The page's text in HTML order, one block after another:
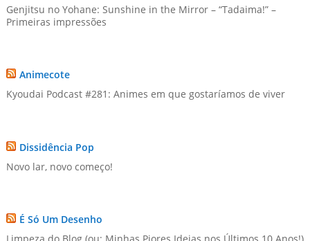
Genjitsu no Yohane: Sunshine in the Mirror – “Tadaima!” –
Primeiras impressões
Animecote
Kyoudai Podcast #281: Animes em que gostaríamos de viver
Dissidência Pop
Novo lar, novo começo!
É Só Um Desenho